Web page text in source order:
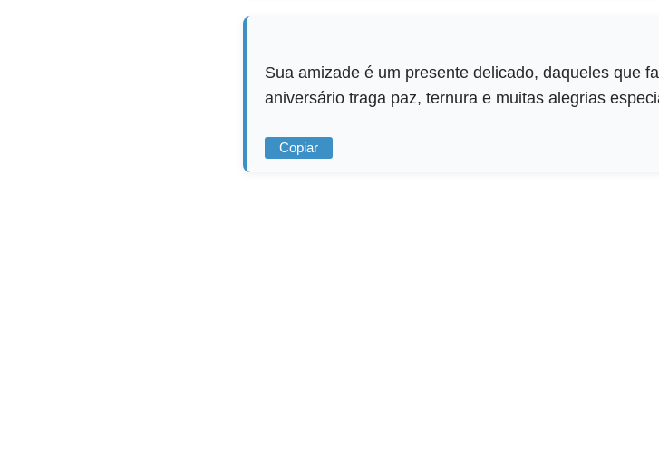
Sua amizade é um presente delicado, daqueles que
aniversário traga paz, ternura e muitas alegrias
Copiar